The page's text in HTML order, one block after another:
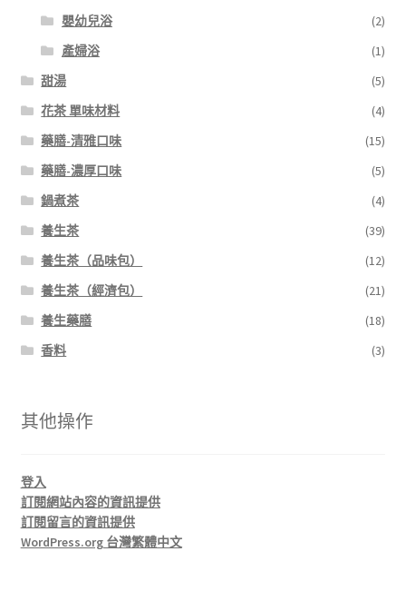
嬰幼兒浴
(2)
產婦浴
(1)
甜湯
(5)
花茶 單味材料
(4)
藥膳-清雅口味
(15)
藥膳-濃厚口味
(5)
鍋煮茶
(4)
養生茶
(39)
養生茶（品味包）
(12)
養生茶（經濟包）
(21)
養生藥膳
(18)
香料
(3)
其他操作
登入
訂閱網站內容的資訊提供
訂閱留言的資訊提供
WordPress.org 台灣繁體中文